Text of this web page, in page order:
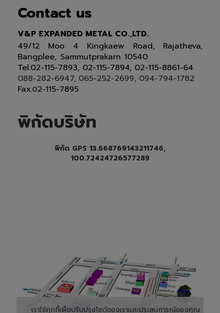
Contact us
V&P EXPANDED METAL CO.,LTD.
49/12 Moo 4 Kingkaew Road, Rajatheva,
Bangplee, Sammutprakarn 10540
Tel.02-115-7893, 02-115-7894, 02-115-8861-64
088-282-6947, 065-252-2699, 094-794-1782
Fax.02-115-7895
พิกัดบริษัท
พิกัด GPS 13.668769143211746,
100.72424726577289
เราใช้คุกกี้เพื่อปรับปรุงไซต์ของเราและประสบการณ์ของคุณ